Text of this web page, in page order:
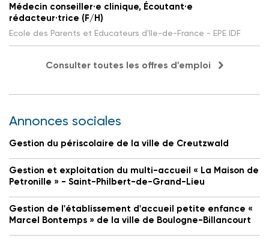
Médecin conseiller·e clinique, Écoutant·e
rédacteur·trice (F/H)
Ecole des Parents et Educateurs d'Ile-de-France - EPE IDF
Consulter toutes les offres d'emploi
Annonces sociales
Gestion du périscolaire de la ville de Creutzwald
Gestion et exploitation du multi-accueil « La Maison de
Petronille » - Saint-Philbert-de-Grand-Lieu
Gestion de l'établissement d'accueil petite enfance «
Marcel Bontemps » de la ville de Boulogne-Billancourt